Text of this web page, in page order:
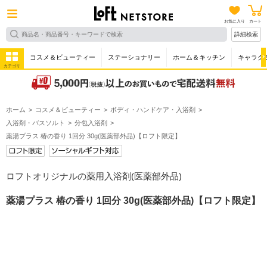
お気に入り カート
詳細検索
カテゴリ
コスメ＆ビューティー ステーショナリー ホーム＆キッチン キャラク
ホーム コスメ＆ビューティー
ボディ・ハンドケア・入浴剤
入浴剤・バスソルト
分包入浴剤
薬湯プラス 椿の香り 1回分 30g(医薬部外品)【ロフト限定】
ロフトオリジナルの薬用入浴剤(医薬部外品)
薬湯プラス 椿の香り 1回分 30g(医薬部外品)【ロフト限定】